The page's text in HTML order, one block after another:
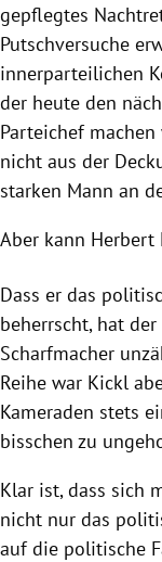
gepflegtes
Putschversuche
innerparteilichen
der heute den
Parteichef
nicht aus der
starken Mann an
Aber kann Herbert
Dass er das
beherrscht, hat
Scharfmacher
Reihe war Kickl
Kameraden stets
bisschen zu
Klar ist, dass sich
nicht nur das
auf die politische